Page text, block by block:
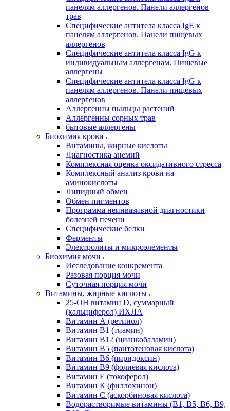
панелям аллергенов. Панели аллергенов
трав
Специфические антитела класса IgE к
панелям аллергенов. Панели пищевых
аллергенов
Специфические антитела класса IgG к
индивидуальным аллергенам. Пищевые
аллергены
Специфические антитела класса IgG к
панелям аллергенов. Панели пищевых
аллергенов
Аллергенны пыльцы растений
Аллергенны сорных трав
бытовые аллергены
Биохимия крови
Витамины, жирные кислоты
Диагностика анемий
Комплексная оценка оксидативного стресса
Комплексный анализ крови на
аминокислоты
Липидный обмен
Обмен пигментов
Программа неинвазивной диагностики
болезней печени
Специфические белки
Ферменты
Электролиты и микроэлементы
Биохимия мочи
Исследование конкремента
Разовая порция мочи
Суточная порция мочи
Витамины, жирные кислоты
25-OH витамин D, суммарный
(кальциферол) ИХЛА
Витамин А (ретинол)
Витамин В1 (тиамин)
Витамин В12 (цианкобаламин)
Витамин В5 (пантотеновая кислота)
Витамин В6 (пиридоксин)
Витамин В9 (фолиевая кислота)
Витамин Е (токоферол)
Витамин К (филлохинон)
Витамин С (аскорбиновая кислота)
Водорастворимые витамины (B1, B5, B6, В9,